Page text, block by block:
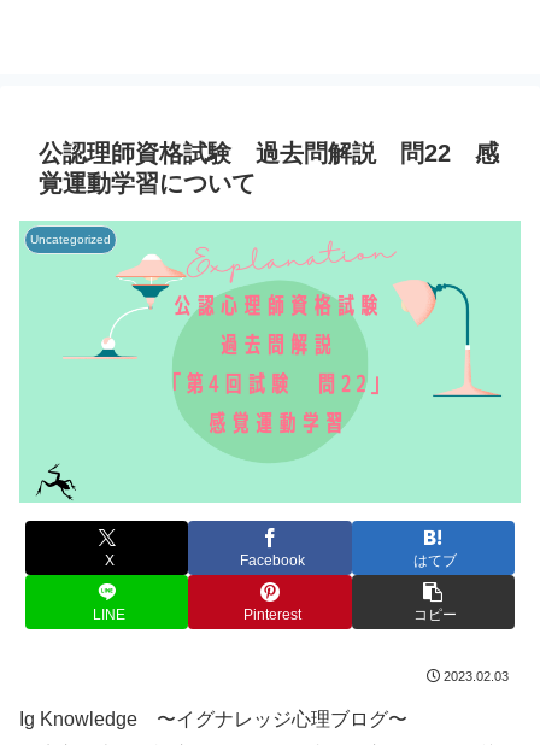
公認理師資格試験 過去問解説 問22 感
覚運動学習について
Uncategorized
X Facebook はてブ
LINE Pinterest コピー
2023.02.03
Ig Knowledge 〜イグナレッジ心理ブログ〜